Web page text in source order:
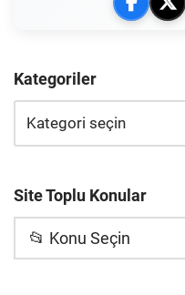
Kategoriler
Site Toplu Konular
📂 Konu Seçin